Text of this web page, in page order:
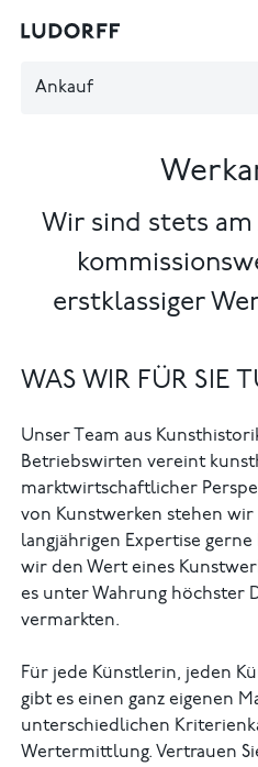
Ankauf
Wir sind stets
erstklassiger
WAS WIR FÜR SIE
Unser Team aus
Betriebswirten vereint
marktwirtschaftlicher
von Kunstwerken stehen
langjährigen Expertise
wir den Wert eines
es unter Wahrung höchster
vermarkten.
Für jede Künstlerin, jeden
gibt es einen ganz eigenen
unterschiedlichen
Wertermittlung. Vertrauen